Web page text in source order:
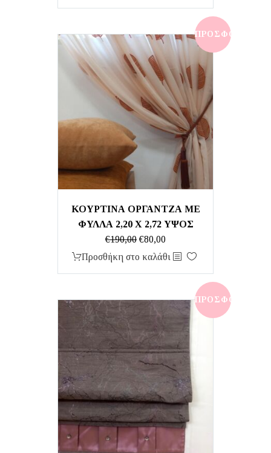
€70,00.ΠΡΟΣΦΟΡΆ!
ΚΟΥΡΤΙΝΑ ΟΡΓΑΝΤΖΑ ΜΕ
ΦΥΛΛΑ 2,20 Χ 2,72 ΥΨΟΣ
€190,00 Original
price
€80,00Η
τρέχουσα
€80,00.
Προσθήκη στο καλάθι
ΠΡΟΣΦΟΡΆ!